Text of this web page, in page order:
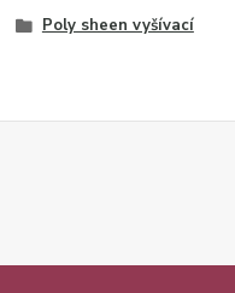
Poly sheen vyšívací